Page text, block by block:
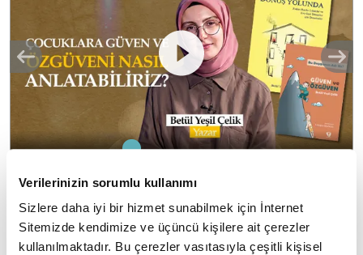
Verilerinizin sorumlu kullanımı
Sizlere daha iyi bir hizmet sunabilmek için İnternet
Sitemizde kendimize ve üçüncü kişilere ait çerezler
kullanılmaktadır. Bu çerezler vasıtasıyla çeşitli kişisel
Çocuklara güven ve özgüveni nasıl
anlatabiliriz? I Kitap Dedektifi
Kitap Dedektifi'nin yeni bölümünün konuğu Betül Yeşil
1 2 3 4 5